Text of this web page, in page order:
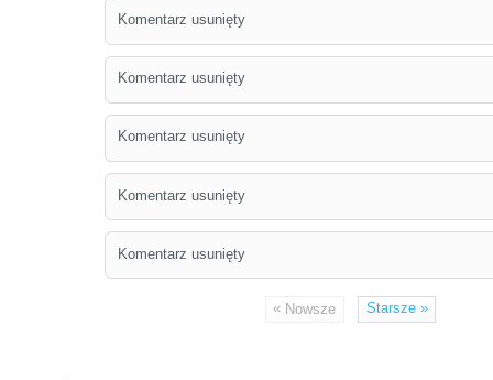
Komentarz usunięty
Komentarz usunięty
Komentarz usunięty
Komentarz usunięty
Komentarz usunięty
« Nowsze Starsze»